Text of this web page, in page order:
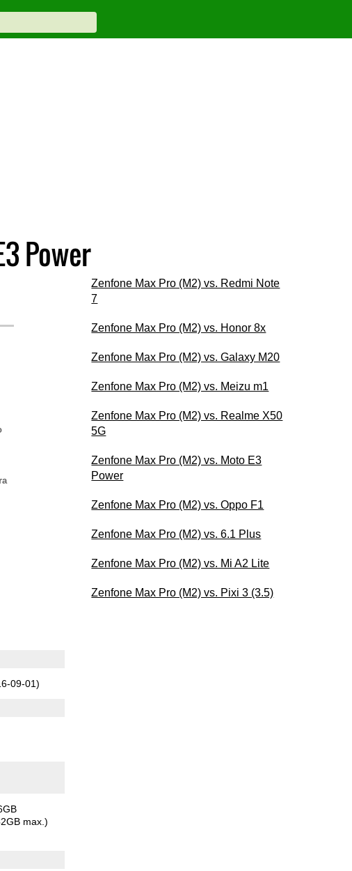
Power
09-01)
max.)
Zenfone Max Pro (M2) vs. Redmi Note
7
Zenfone Max Pro (M2) vs. Honor 8x
Zenfone Max Pro (M2) vs. Galaxy M20
Zenfone Max Pro (M2) vs. Meizu m1
Zenfone Max Pro (M2) vs. Realme X50
5G
Zenfone Max Pro (M2) vs. Moto E3
Power
Zenfone Max Pro (M2) vs. Oppo F1
Zenfone Max Pro (M2) vs. 6.1 Plus
Zenfone Max Pro (M2) vs. Mi A2 Lite
Zenfone Max Pro (M2) vs. Pixi 3 (3.5)